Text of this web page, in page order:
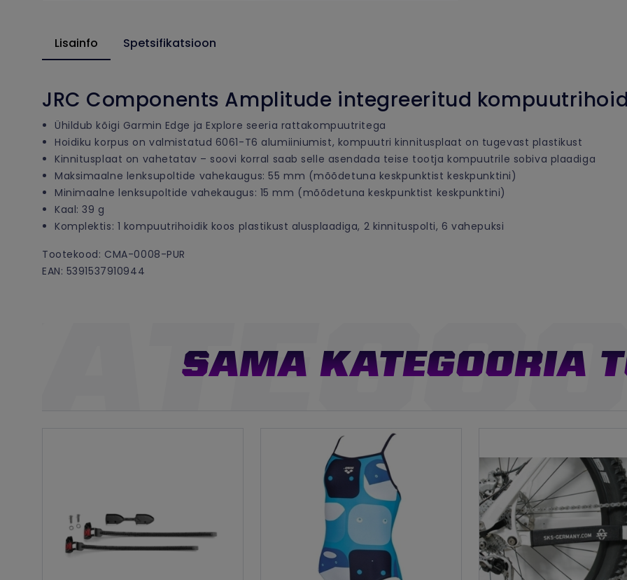
Lisainfo Spetsifikatsioon
JRC Components Amplitude integreeritud
Ühildub kõigi Garmin Edge ja Explore seeria rattakompuutritega
Hoidiku korpus on valmistatud 6061-T6 alumiiniumist, kompuutri kinnitusplaat on tugevast plastikust
Kinnitusplaat on vahetatav – soovi korral saab selle asendada teise tootja kompuutrile sobiva plaadiga
Maksimaalne lenksupoltide vahekaugus: 55 mm (mõõdetuna keskpunktist keskpunktini)
Minimaalne lenksupoltide vahekaugus: 15 mm (mõõdetuna keskpunktist keskpunktini)
Kaal: 39 g
Komplektis: 1 kompuutrihoidik koos plastikust alusplaadiga, 2 kinnituspolti, 6 vahepuksi
Tootekood: CMA-0008-PUR
EAN: 5391537910944
SAMA KATEGOORIA